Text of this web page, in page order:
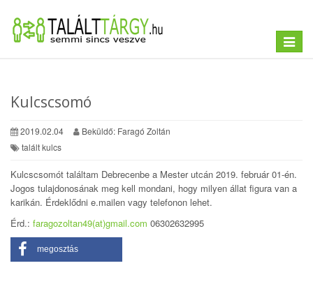
Toggle
Kulcscsomó
2019.02.04
Beküldő: Faragó Zoltán
talált kulcs
Kulcscsomót találtam Debrecenbe a Mester utcán 2019. február 01-én.
Jogos tulajdonosának meg kell mondani, hogy milyen állat figura van a
karikán. Érdeklődni e.mailen vagy telefonon lehet.
Érd.: faragozoltan49(at)gmail.com 06302632995
megosztás